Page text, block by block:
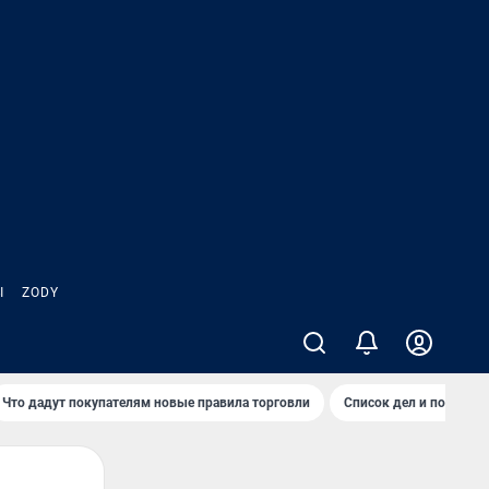
ZODY
Что дадут покупателям новые правила торговли Список дел и покупок